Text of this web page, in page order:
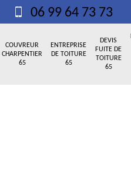
06 99 64 73 73
COUVREUR
CHARPENTIER
65
ENTREPRISE
DE TOITURE
65
DEVIS
FUITE DE
TOITURE
65